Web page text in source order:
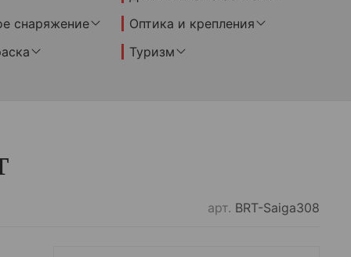
снаряжение
Оптика и крепления
Туризм
арт. BRT-Saiga308